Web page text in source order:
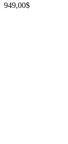
949,00$